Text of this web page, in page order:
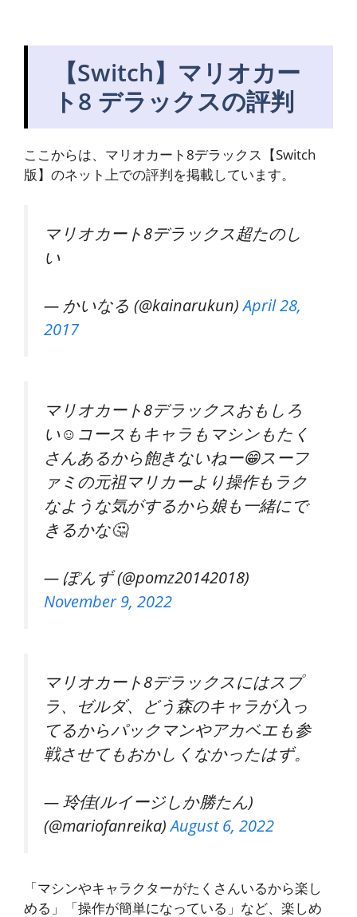
【Switch】マリオカー
ト8 デラックスの評判
ここからは、マリオカート8デラックス【Switch
版】のネット上での評判を掲載しています。
マリオカート8デラックス超たのし
い
— かいなる (@kainarukun)April 28,
2017
マリオカート8デラックスおもしろ
い☺️コースもキャラもマシンもたく
さんあるから飽きないねー😁スーフ
ァミの元祖マリカーより操作もラク
なような気がするから娘も一緒にで
きるかな🤔
— ぽんず (@pomz20142018)
November 9, 2022
マリオカート8デラックスにはスプ
ラ、ゼルダ、どう森のキャラが入っ
てるからパックマンやアカベエも参
戦させてもおかしくなかったはず。
— 玲佳(ルイージしか勝たん)
(@mariofanreika)August 6, 2022
「マシンやキャラクターがたくさんいるから楽し
める」「操作が簡単になっている」など、楽しめ